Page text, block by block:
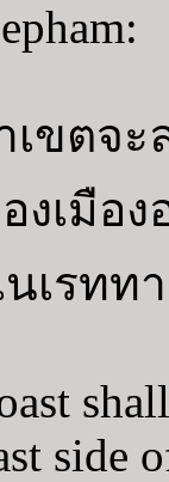
เขตจ
งเมือ
นเรทท
side